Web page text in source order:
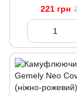
221 грн